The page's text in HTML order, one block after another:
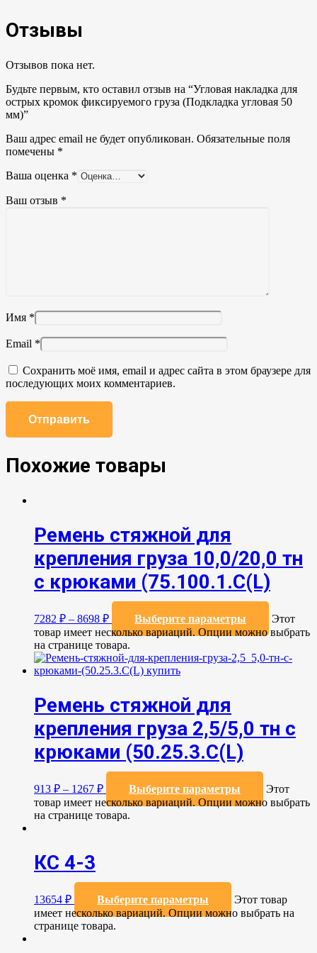
Отзывы
Отзывов пока нет.
Будьте первым, кто оставил отзыв на “Угловая накладка для
острых кромок фиксируемого груза (Подкладка угловая 50
мм)”
Ваш адрес email не будет опубликован. Обязательные поля
помечены *
Ваша оценка *
Ваш отзыв *
Имя *
Email *
Сохранить моё имя, email и адрес сайта в этом браузере для
последующих моих комментариев.
Похожие товары
Ремень стяжной для
крепления груза 10,0/20,0 тн
с крюками (75.100.1.C(L)
7282 ₽ – 8698 ₽ Выберите параметры
Этот
товар имеет несколько вариаций. Опции можно выбрать
на странице товара.
Ремень стяжной для
крепления груза 2,5/5,0 тн с
крюками (50.25.3.C(L)
913 ₽ – 1267 ₽ Выберите параметры
Этот
товар имеет несколько вариаций. Опции можно выбрать
на странице товара.
КС 4-3
13654 ₽ Выберите параметры
Этот товар
имеет несколько вариаций. Опции можно выбрать на
странице товара.